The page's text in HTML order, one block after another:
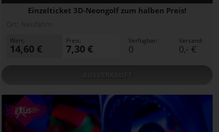
Einzelticket 3D-Neongolf zum halben Preis!
Wert:
14,60 €
Preis:
7,30 €
Verfügbar:
0
Versand:
0,- €